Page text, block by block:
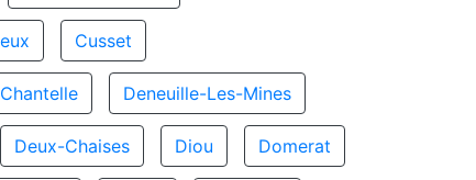
Cusset
Deneuille-Les-Mines
Deux-Chaises Diou Domerat